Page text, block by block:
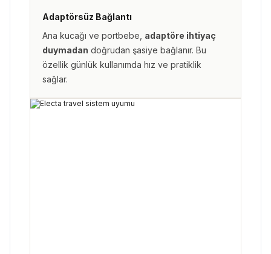
Adaptörsüz Bağlantı
Ana kucağı ve portbebe, adaptöre ihtiyaç
duymadan doğrudan şasiye bağlanır. Bu
özellik günlük kullanımda hız ve pratiklik
sağlar.